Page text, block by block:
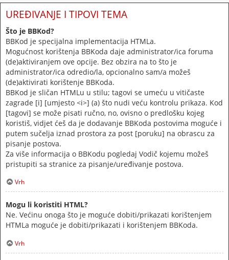
UREĐIVANJE I TIPOVI TEMA
Što je BBKod?
BBKod je specijalna implementacija HTMLa.
Mogućnost korištenja BBKoda daje administrator/ica foruma
(de)aktiviranjem ove opcije. Bez obzira na to što je
administrator/ica odredio/la, opcionalno sam/a možeš
(de)aktivirati korištenje BBKoda.
BBKod je sličan HTMLu u stilu; tagovi se umeću u vitičaste
zagrade [i] [umjesto <i>] (a) što nudi veću kontrolu prikaza. Kod
[tagovi] se može pisati ručno, no, ovisno o predlošku kojeg
koristiš, vidjet ćeš da je dodavanje BBKoda postovima moguće i
putem sučelja iznad prostora za post [poruku] na obrascu za
pisanje postova.
Za više informacija o BBKodu pogledaj Vodič kojemu možeš
pristupiti sa stranice za pisanje/uređivanje postova.
Vrh
Mogu li koristiti HTML?
Ne. Većinu onoga što je moguće dobiti/prikazati korištenjem
HTMLa moguće je dobiti/prikazati i korištenjem BBKoda.
Vrh